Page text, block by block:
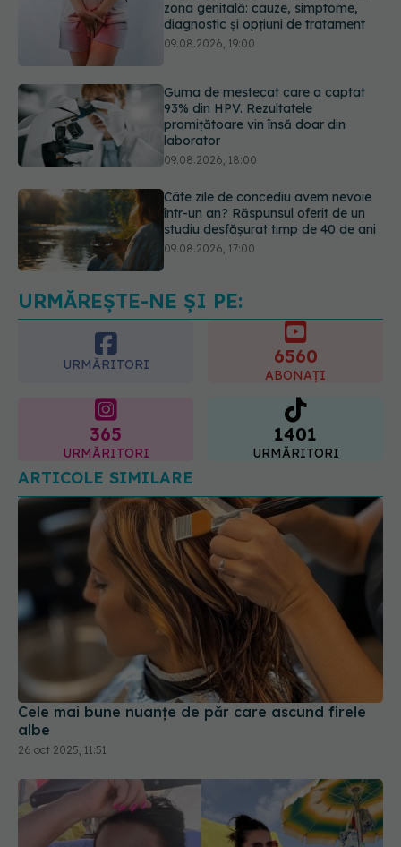
Guma de mestecat care a captat
93% din HPV. Rezultatele
promițătoare vin însă doar din
09.08.2026, 18:00
Câte zile de concediu avem nevoie
într-un an? Răspunsul oferit de un
studiu desfășurat timp de 40 de ani
Reclamele din platformele medicale
AI pot influența prescrierea
medicamentelor
URMĂREȘTE-NE ȘI PE:
URMĂRITORI 6560
ABONAȚI
365
URMĂRITORI
1401
URMĂRITORI
ARTICOLE SIMILARE
Cele mai bune nuanțe de păr care ascund firele
albe
26 oct 2025, 11:51